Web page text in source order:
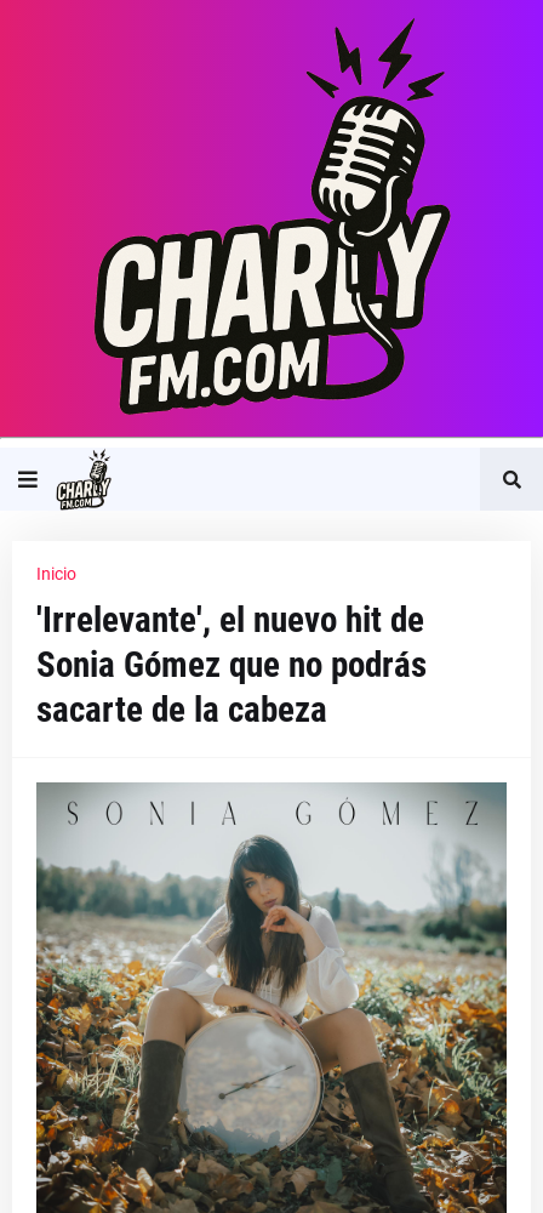
Inicio
'Irrelevante', el nuevo hit de
Sonia Gómez que no podrás
sacarte de la cabeza